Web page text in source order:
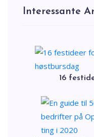
Interessante
16